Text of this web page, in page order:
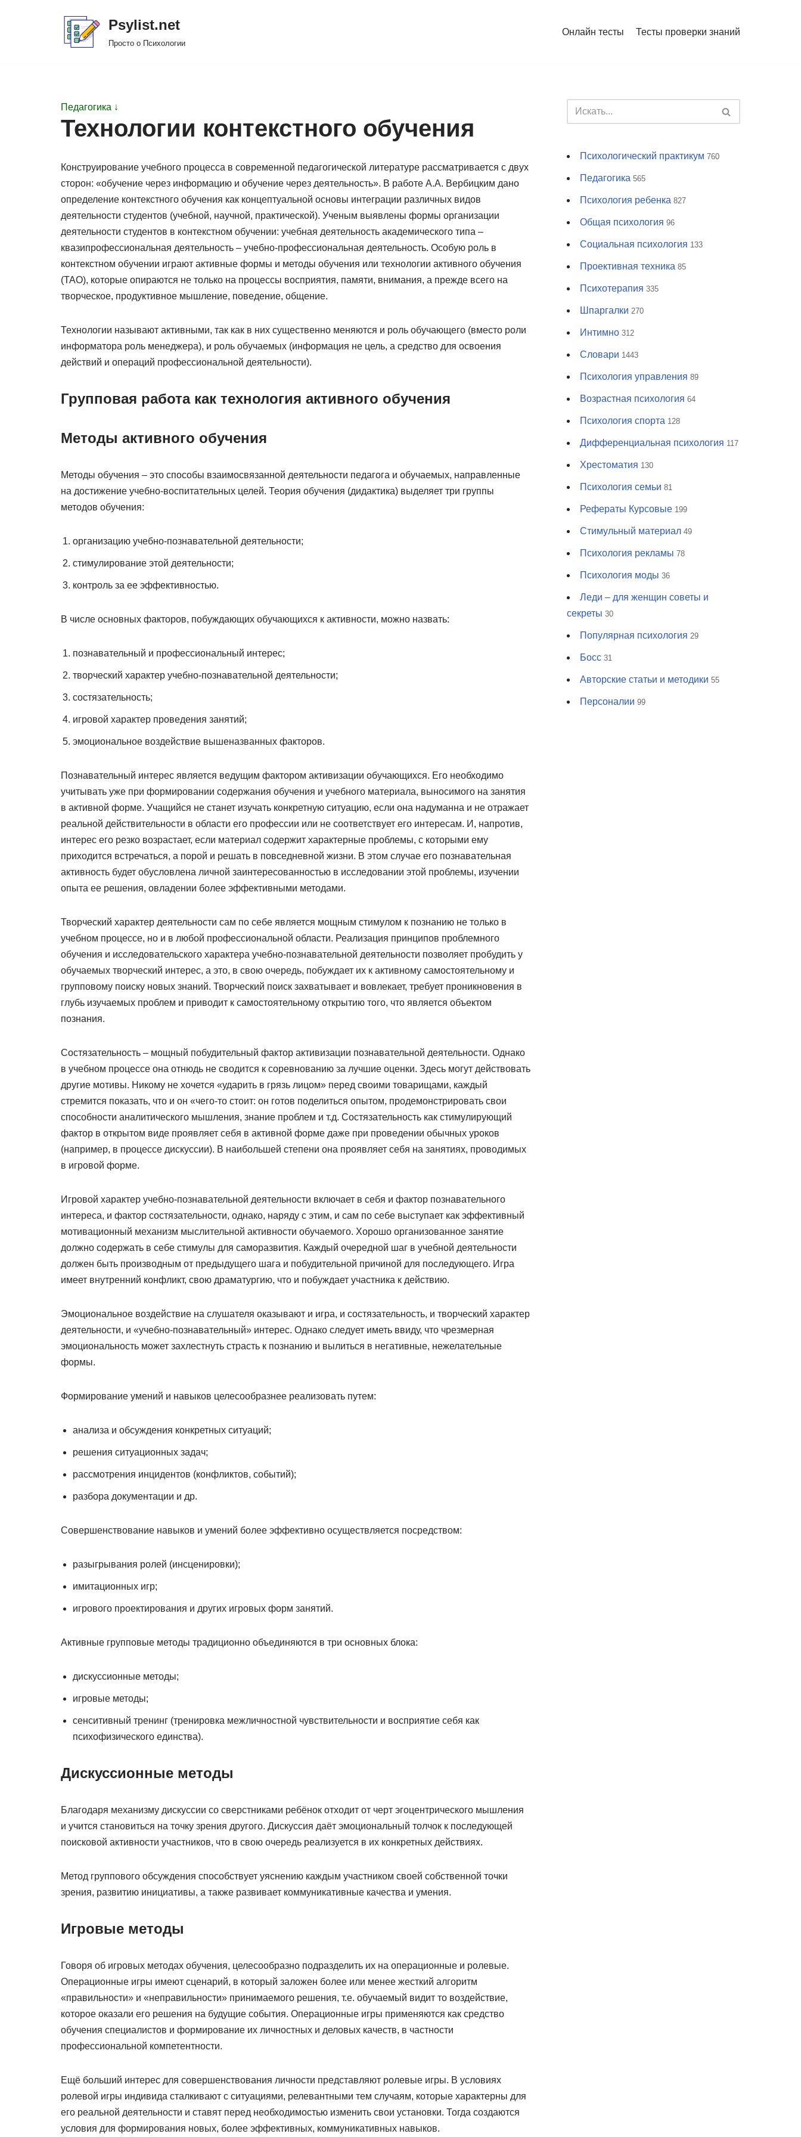
Psylist.net
Просто о Психологии
Онлайн тесты Тесты проверки знаний
Педагогика ↓
Технологии контекстного обучения
Конструирование учебного процесса в современной педагогической литературе рассматривается с двух
сторон: «обучение через информацию и обучение через деятельность». В работе А.А. Вербицким дано
определение контекстного обучения как концептуальной основы интеграции различных видов
деятельности студентов (учебной, научной, практической). Ученым выявлены формы организации
деятельности студентов в контекстном обучении: учебная деятельность академического типа –
квазипрофессиональная деятельность – учебно-профессиональная деятельность. Особую роль в
контекстном обучении играют активные формы и методы обучения или технологии активного обучения
(ТАО), которые опираются не только на процессы восприятия, памяти, внимания, а прежде всего на
творческое, продуктивное мышление, поведение, общение.
Технологии называют активными, так как в них существенно меняются и роль обучающего (вместо роли
информатора роль менеджера), и роль обучаемых (информация не цель, а средство для освоения
действий и операций профессиональной деятельности).
Групповая работа как технология активного обучения
Методы активного обучения
Методы обучения – это способы взаимосвязанной деятельности педагога и обучаемых, направленные
на достижение учебно-воспитательных целей. Теория обучения (дидактика) выделяет три группы
методов обучения:
организацию учебно-познавательной деятельности;
стимулирование этой деятельности;
контроль за ее эффективностью.
В числе основных факторов, побуждающих обучающихся к активности, можно назвать:
познавательный и профессиональный интерес;
творческий характер учебно-познавательной деятельности;
состязательность;
игровой характер проведения занятий;
эмоциональное воздействие вышеназванных факторов.
Познавательный интерес является ведущим фактором активизации обучающихся. Его необходимо
учитывать уже при формировании содержания обучения и учебного материала, выносимого на занятия
в активной форме. Учащийся не станет изучать конкретную ситуацию, если она надуманна и не отражает
реальной действительности в области его профессии или не соответствует его интересам. И, напротив,
интерес его резко возрастает, если материал содержит характерные проблемы, с которыми ему
приходится встречаться, а порой и решать в повседневной жизни. В этом случае его познавательная
активность будет обусловлена личной заинтересованностью в исследовании этой проблемы, изучении
опыта ее решения, овладении более эффективными методами.
Творческий характер деятельности сам по себе является мощным стимулом к познанию не только в
учебном процессе, но и в любой профессиональной области. Реализация принципов проблемного
обучения и исследовательского характера учебно-познавательной деятельности позволяет пробудить у
обучаемых творческий интерес, а это, в свою очередь, побуждает их к активному самостоятельному и
групповому поиску новых знаний. Творческий поиск захватывает и вовлекает, требует проникновения в
глубь изучаемых проблем и приводит к самостоятельному открытию того, что является объектом
познания.
Состязательность – мощный побудительный фактор активизации познавательной деятельности. Однако
в учебном процессе она отнюдь не сводится к соревнованию за лучшие оценки. Здесь могут действовать
другие мотивы. Никому не хочется «ударить в грязь лицом» перед своими товарищами, каждый
стремится показать, что и он «чего-то стоит: он готов поделиться опытом, продемонстрировать свои
способности аналитического мышления, знание проблем и т.д. Состязательность как стимулирующий
фактор в открытом виде проявляет себя в активной форме даже при проведении обычных уроков
(например, в процессе дискуссии). В наибольшей степени она проявляет себя на занятиях, проводимых
в игровой форме.
Игровой характер учебно-познавательной деятельности включает в себя и фактор познавательного
интереса, и фактор состязательности, однако, наряду с этим, и сам по себе выступает как эффективный
мотивационный механизм мыслительной активности обучаемого. Хорошо организованное занятие
должно содержать в себе стимулы для саморазвития. Каждый очередной шаг в учебной деятельности
должен быть производным от предыдущего шага и побудительной причиной для последующего. Игра
имеет внутренний конфликт, свою драматургию, что и побуждает участника к действию.
Эмоциональное воздействие на слушателя оказывают и игра, и состязательность, и творческий характер
деятельности, и «учебно-познавательный» интерес. Однако следует иметь ввиду, что чрезмерная
эмоциональность может захлестнуть страсть к познанию и вылиться в негативные, нежелательные
формы.
Формирование умений и навыков целесообразнее реализовать путем:
анализа и обсуждения конкретных ситуаций;
решения ситуационных задач;
рассмотрения инцидентов (конфликтов, событий);
разбора документации и др.
Совершенствование навыков и умений более эффективно осуществляется посредством:
разыгрывания ролей (инсценировки);
имитационных игр;
игрового проектирования и других игровых форм занятий.
Активные групповые методы традиционно объединяются в три основных блока:
дискуссионные методы;
игровые методы;
сенситивный тренинг (тренировка межличностной чувствительности и восприятие себя как
психофизического единства).
Дискуссионные методы
Благодаря механизму дискуссии со сверстниками ребёнок отходит от черт эгоцентрического мышления
и учится становиться на точку зрения другого. Дискуссия даёт эмоциональный толчок к последующей
поисковой активности участников, что в свою очередь реализуется в их конкретных действиях.
Метод группового обсуждения способствует уяснению каждым участником своей собственной точки
зрения, развитию инициативы, а также развивает коммуникативные качества и умения.
Игровые методы
Говоря об игровых методах обучения, целесообразно подразделить их на операционные и ролевые.
Операционные игры имеют сценарий, в который заложен более или менее жесткий алгоритм
«правильности» и «неправильности» принимаемого решения, т.е. обучаемый видит то воздействие,
которое оказали его решения на будущие события. Операционные игры применяются как средство
обучения специалистов и формирование их личностных и деловых качеств, в частности
профессиональной компетентности.
Ещё больший интерес для совершенствования личности представляют ролевые игры. В условиях
ролевой игры индивида сталкивают с ситуациями, релевантными тем случаям, которые характерны для
его реальной деятельности и ставят перед необходимостью изменить свои установки. Тогда создаются
условия для формирования новых, более эффективных, коммуникативных навыков.
Психологический практикум 760
Педагогика 565
Психология ребенка 827
Общая психология 96
Социальная психология 133
Проективная техника 85
Психотерапия 335
Шпаргалки 270
Интимно 312
Словари 1443
Психология управления 89
Возрастная психология 64
Психология спорта 128
Дифференциальная психология 117
Хрестоматия 130
Психология семьи 81
Рефераты Курсовые 199
Стимульный материал 49
Психология рекламы 78
Психология моды 36
Леди – для женщин советы и
секреты 30
Популярная психология 29
Босс 31
Авторские статьи и методики 55
Персоналии 99